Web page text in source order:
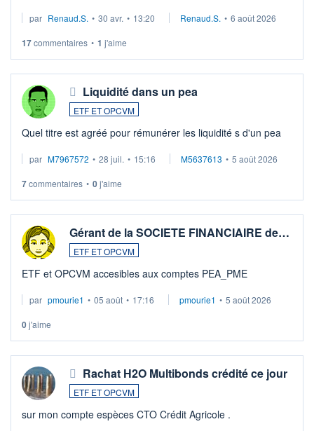
Investissement long terme tip top pour sa retraite.
par Renaud.S. • 30 avr. • 13:20 Renaud.S. • 6 août 2026
17commentaires • 1 j'aime
Liquidité dans un pea
ETF ET OPCVM
Quel titre est agréé pour rémunérer les liquidité s d'un pea
par M7967572 • 28 juil. • 15:16 M5637613 • 5 août 2026
7commentaires • 0j'aime
Gérant de la SOCIETE FINANCIAIRE de…
ETF ET OPCVM
ETF et OPCVM accesibles aux comptes PEA_PME
par pmourie1 • 05 août • 17:16 pmourie1 • 5 août 2026
0j'aime
Rachat H2O Multibonds crédité ce jour
ETF ET OPCVM
sur mon compte espèces CTO Crédit Agricole .